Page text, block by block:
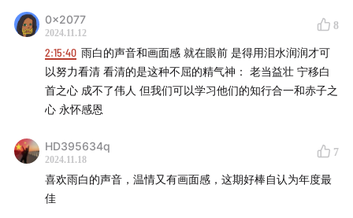
视的交易原则，最终被文艺复兴采用了？
「这群人后来再也不为 100 万美元的收益庆祝了，
因为 TA 们发现每天都能赚到这么多钱」
文艺复兴英雄榜第六位登场：「老好人」劳弗，推
73:27
小跑老师科普时间到！单一模型的量化基金具有什
么优势？
怕的黑天鹅。
「🟤 第三阶段」
这时的文艺复兴还和股票没有关系，完全在外汇和商品市场
里做交易。
后的重要一环。
前提：数据宗师斯特劳斯的历史数据库、埃克斯的交易系统
在卡莫纳的初步机器学习的帮助下，进入到稳定运行状态。
5）埃尔温·伯勒坎普
0x2077
2024.11.12
8
2:15:40 雨白的声音和画面感 就在眼前 是得用泪水润润才可
以努力看清 看清的是这种不屈的精气神： 老当益壮 宁移白
首之心 成不了伟人 但我们可以学习他们的知行合一和赤子之
心 永怀感恩
HD395634q
2024.11.18
7
喜欢雨白的声音，温情又有画面感，这期好棒自认为年度最
佳